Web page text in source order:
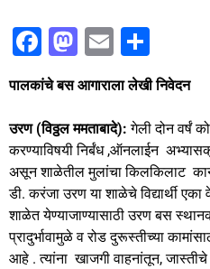
F
a
c
e
b
o
o
k
M
st
o
d
o
n
E
m
ai
l
h
ar
e
पालकांचे बस आगाराला लेखी निवेदन
उरण (विठ्ठल ममताबादे): गेली दोन वर्षं
करण्याविषयी निर्बंध ,ऑनलाईन
असून शाळेतील मुलांचा किलकिलाट
डी. करंजा उरण या शाळेचे विद्यार्थी
शाळेत येण्याजाण्यासाठी उरण बस
प्रादुर्भावामुळे व रोड दुरूस्तीच्या
आहे . त्यांना खाजगी वाहनांतून,